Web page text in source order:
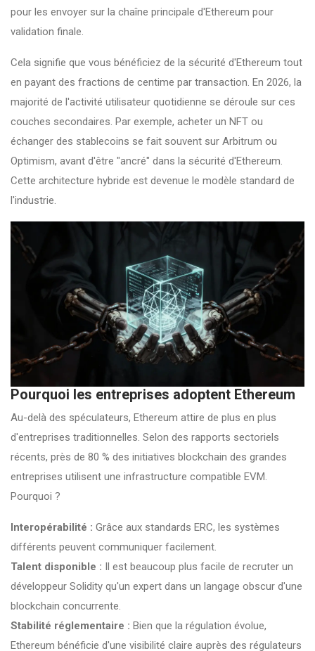
pour les envoyer sur la chaîne principale d'Ethereum pour
validation finale.
Cela signifie que vous bénéficiez de la sécurité d'Ethereum tout
en payant des fractions de centime par transaction. En 2026, la
majorité de l'activité utilisateur quotidienne se déroule sur ces
couches secondaires. Par exemple, acheter un NFT ou
échanger des stablecoins se fait souvent sur Arbitrum ou
Optimism, avant d'être "ancré" dans la sécurité d'Ethereum.
Cette architecture hybride est devenue le modèle standard de
l'industrie.
Pourquoi les entreprises adoptent Ethereum
Au-delà des spéculateurs, Ethereum attire de plus en plus
d'entreprises traditionnelles. Selon des rapports sectoriels
récents, près de 80 % des initiatives blockchain des grandes
entreprises utilisent une infrastructure compatible EVM.
Pourquoi ?
Interopérabilité : Grâce aux standards ERC, les systèmes
différents peuvent communiquer facilement.
Talent disponible : Il est beaucoup plus facile de recruter un
développeur Solidity qu'un expert dans un langage obscur d'une
blockchain concurrente.
Stabilité réglementaire : Bien que la régulation évolue,
Ethereum bénéficie d'une visibilité claire auprès des régulateurs